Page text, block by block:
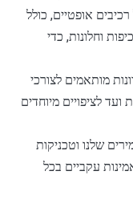
אופטיים, כולל
וחלונות, כדי
מותאמים לצורכי
לציפויים מיוחדים
שלנו וטכניקות
עקביים בכל